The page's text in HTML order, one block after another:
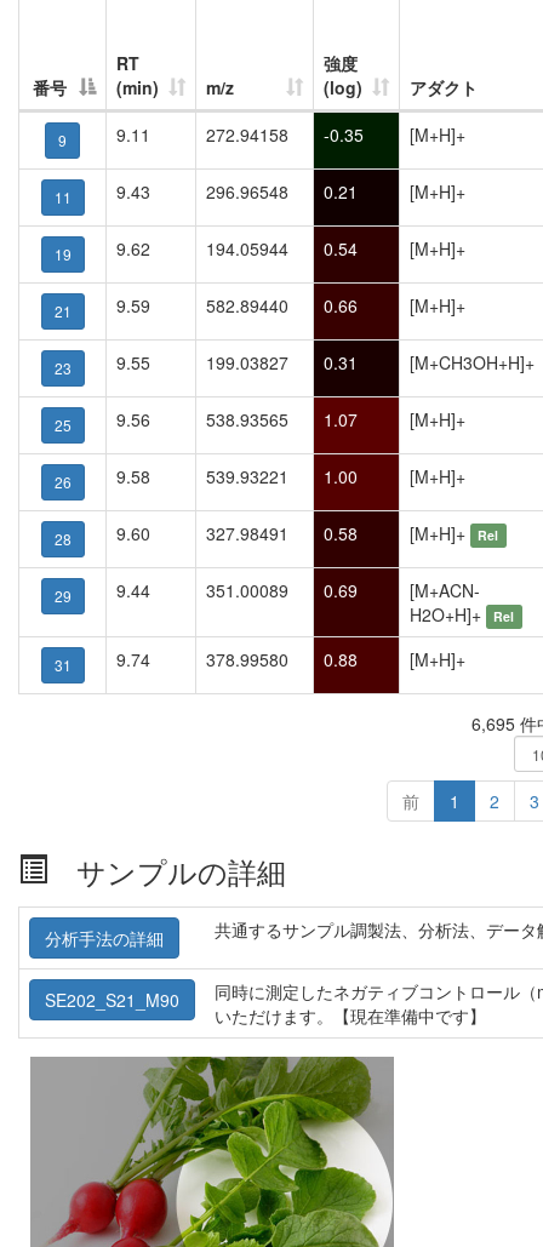
番号
RT
(min)
m/z
強度
(log)
アダクト
9 9.11 272.94158 -0.35 [M+H]+
11 9.43 296.96548 0.21 [M+H]+
19 9.62 194.05944 0.54 [M+H]+
21 9.59 582.89440 0.66 [M+H]+
23 9.55 199.03827 0.31 [M+CH3OH+H]+
25 9.56 538.93565 1.07 [M+H]+
26 9.58 539.93221 1.00 [M+H]+
28 9.60 327.98491 0.58 [M+H]+ Rel
29 9.44 351.00089 0.69
[M+ACN-
H2O+H]+
Rel
31 9.74 378.99580 0.88 [M+H]+
6,695 件
前 1 2 3
サンプルの詳細
分析手法の詳細 共通するサンプル調製法、分析法、デー
SE202_S21_M90
同時に測定したネガティブコントロール
いただけます。【現在準備中です】